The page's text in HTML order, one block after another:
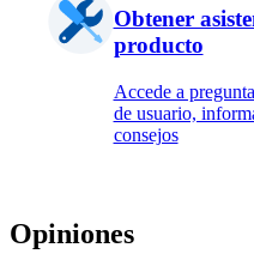
Obtener
producto
Accede a
de usuario,
consejos
Opiniones